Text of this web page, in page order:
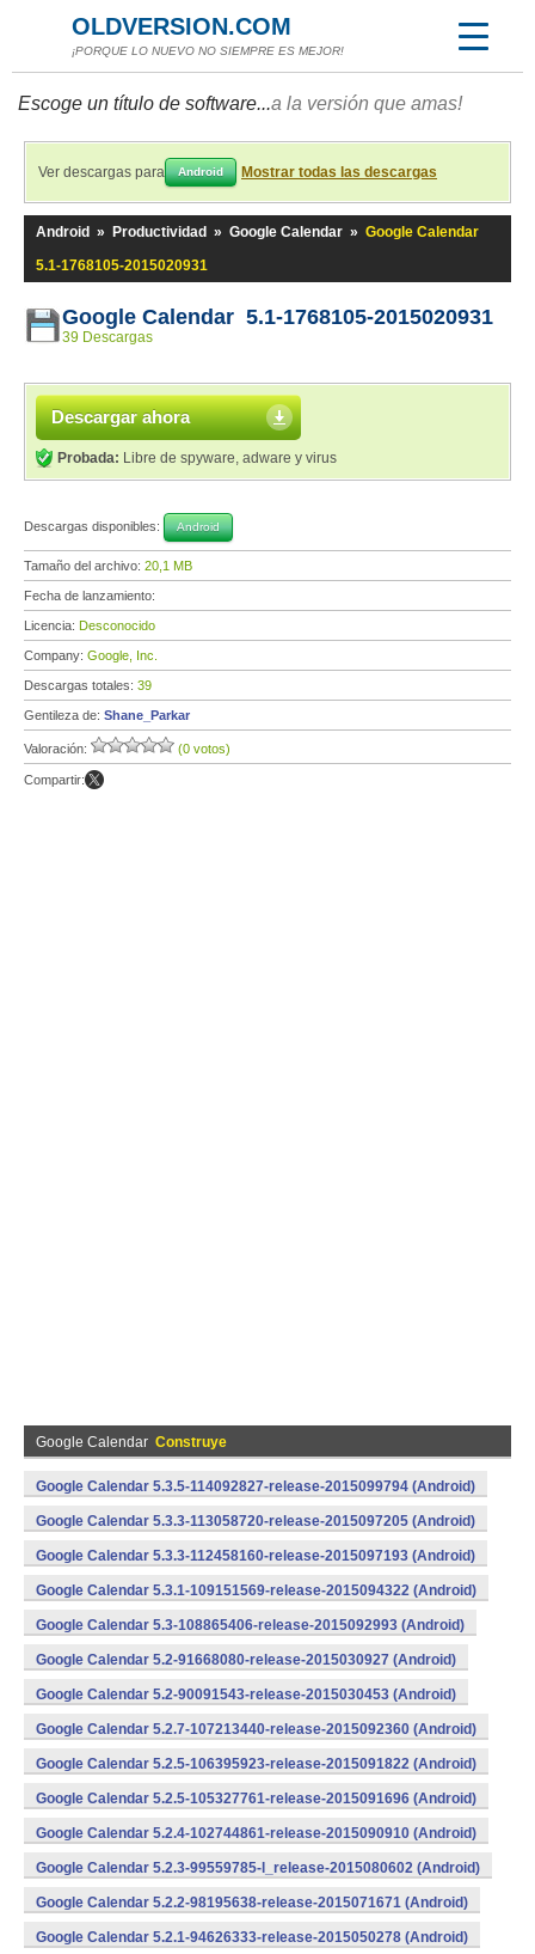
OLDVERSION.COM
¡PORQUE LO NUEVO NO SIEMPRE ES MEJOR!
Escoge un título de software...a la versión que amas!
Ver descargas para Android Mostrar todas las descargas
Android » Productividad » Google Calendar » Google Calendar
5.1-1768105-2015020931
Google Calendar 5.1-1768105-2015020931
39 Descargas
Descargar ahora
Probada: Libre de spyware, adware y virus
Descargas disponibles: Android
Tamaño del archivo: 20,1 MB
Fecha de lanzamiento:
Licencia: Desconocido
Company: Google, Inc.
Descargas totales: 39
Gentileza de: Shane_Parkar
Valoración: (0 votos)
Compartir:
Google Calendar Construye
Google Calendar 5.3.5-114092827-release-2015099794 (Android)
Google Calendar 5.3.3-113058720-release-2015097205 (Android)
Google Calendar 5.3.3-112458160-release-2015097193 (Android)
Google Calendar 5.3.1-109151569-release-2015094322 (Android)
Google Calendar 5.3-108865406-release-2015092993 (Android)
Google Calendar 5.2-91668080-release-2015030927 (Android)
Google Calendar 5.2-90091543-release-2015030453 (Android)
Google Calendar 5.2.7-107213440-release-2015092360 (Android)
Google Calendar 5.2.5-106395923-release-2015091822 (Android)
Google Calendar 5.2.5-105327761-release-2015091696 (Android)
Google Calendar 5.2.4-102744861-release-2015090910 (Android)
Google Calendar 5.2.3-99559785-l_release-2015080602 (Android)
Google Calendar 5.2.2-98195638-release-2015071671 (Android)
Google Calendar 5.2.1-94626333-release-2015050278 (Android)